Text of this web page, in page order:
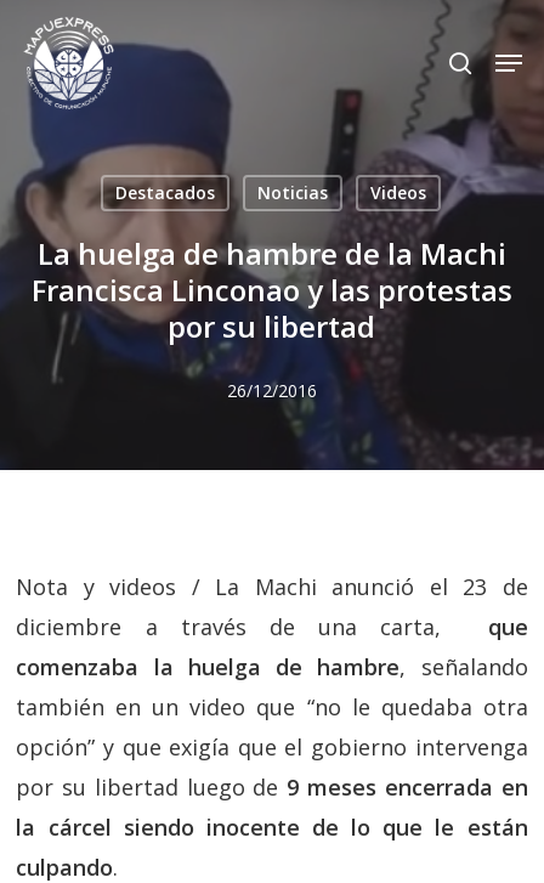
Skip
main
content
search
Destacados Noticias Videos
La huelga de hambre de la Machi
Francisca Linconao y las protestas
por su libertad
26/12/2016
Nota y videos / La Machi anunció el 23 de
diciembre a través de una carta, que
comenzaba la huelga de hambre, señalando
también en un video que “no le quedaba otra
opción” y que exigía que el gobierno intervenga
por su libertad luego de 9 meses encerrada en
la cárcel siendo inocente de lo que le están
culpando.
Close
Menu